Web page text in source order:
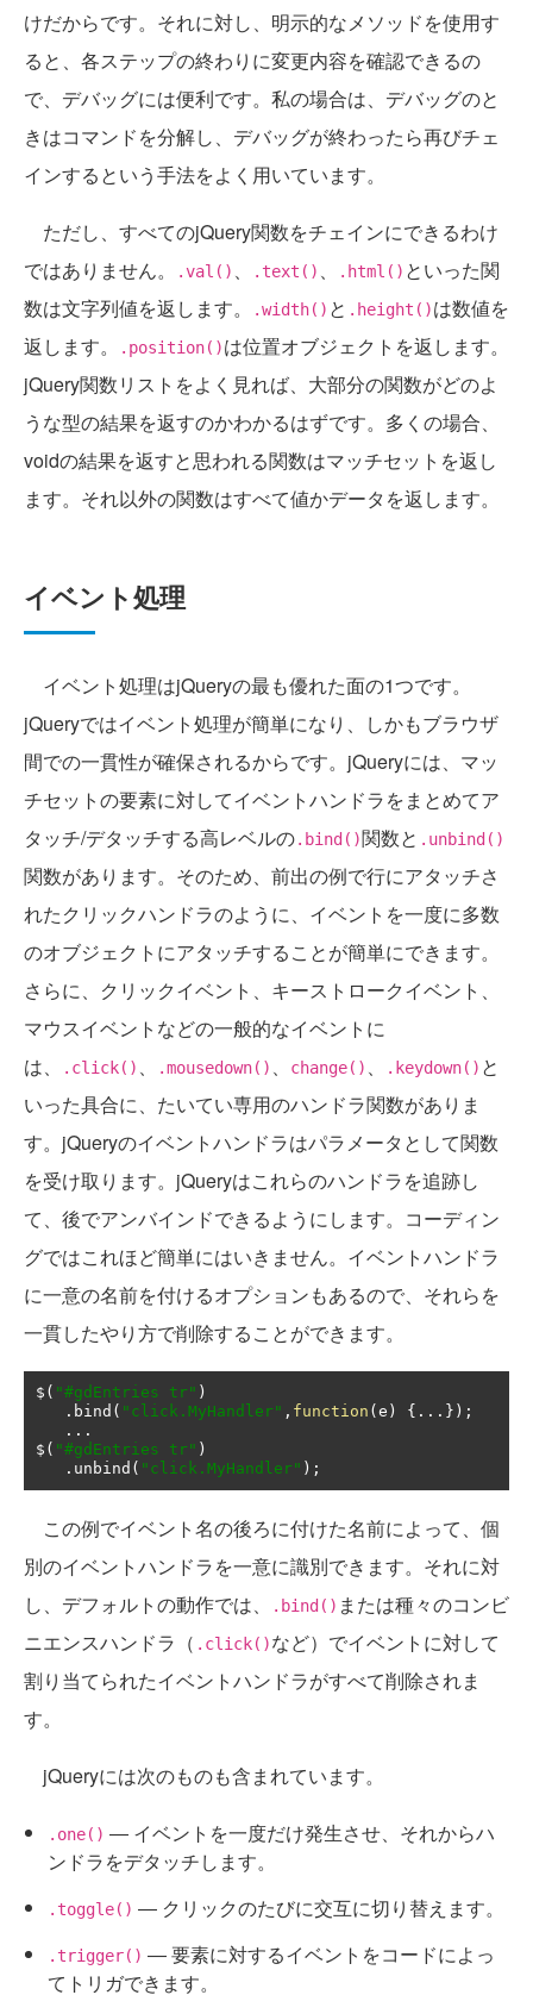
けだからです。それに対し、明示的なメソッドを使用す
ると、各ステップの終わりに変更内容を確認できるの
で、デバッグには便利です。私の場合は、デバッグのと
きはコマンドを分解し、デバッグが終わったら再びチェ
インするという手法をよく用いています。
ただし、すべてのjQuery関数をチェインにできるわけ
ではありません。
.val() 、 .text() 、 .html() といった関
数は文字列値を返します。
.width() と .height()は数値を
返します。
.position()は位置オブジェクトを返します。
jQuery関数リストをよく見れば、大部分の関数がどのよ
うな型の結果を返すのかわかるはずです。多くの場合、
voidの結果を返すと思われる関数はマッチセットを返し
ます。それ以外の関数はすべて値かデータを返します。
イベント処理
イベント処理はjQueryの最も優れた面の1つです。
jQueryではイベント処理が簡単になり、しかもブラウザ
間での一貫性が確保されるからです。jQueryには、マッ
チセットの要素に対してイベントハンドラをまとめてア
タッチ/デタッチする高レベルの.bind()関数と .unbind()
関数があります。そのため、前出の例で行にアタッチさ
れたクリックハンドラのように、イベントを一度に多数
のオブジェクトにアタッチすることが簡単にできます。
さらに、クリックイベント、キーストロークイベント、
マウスイベントなどの一般的なイベントに
は、
.click() 、 .mousedown() 、 change() 、 .keydown() と
いった具合に、たいてい専用のハンドラ関数がありま
す。jQueryのイベントハンドラはパラメータとして関数
を受け取ります。jQueryはこれらのハンドラを追跡し
て、後でアンバインドできるようにします。コーディン
グではこれほど簡単にはいきません。イベントハンドラ
に一意の名前を付けるオプションもあるので、それらを
一貫したやり方で削除することができます。
$ ( "#gdEntries tr" )
. bind ( "click.MyHandler" , function ( e )
{...});
...
$ ( "#gdEntries tr" )
. unbind ( "click.MyHandler" );
この例でイベント名の後ろに付けた名前によって、個
別のイベントハンドラを一意に識別できます。それに対
し、デフォルトの動作では、
.bind() または種々のコンビ
ニエンスハンドラ（ .click()など）でイベントに対して
割り当てられたイベントハンドラがすべて削除されま
す。
jQueryには次のものも含まれています。
.one() ― イベントを一度だけ発生させ、それからハ
ンドラをデタッチします。
.toggle() ― クリックのたびに交互に切り替えます。
.trigger() ― 要素に対するイベントをコードによっ
てトリガできます。